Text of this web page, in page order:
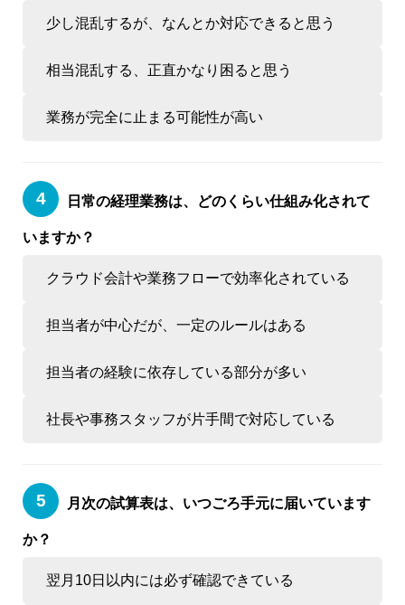
少し混乱するが、なんとか対応できると思う
相当混乱する、正直かなり困ると思う
業務が完全に止まる可能性が高い
日常の経理業務は、どのくらい仕組み化されて
いますか？
クラウド会計や業務フローで効率化されている
担当者が中心だが、一定のルールはある
担当者の経験に依存している部分が多い
社長や事務スタッフが片手間で対応している
月次の試算表は、いつごろ手元に届いています
か？
翌月10日以内には必ず確認できている